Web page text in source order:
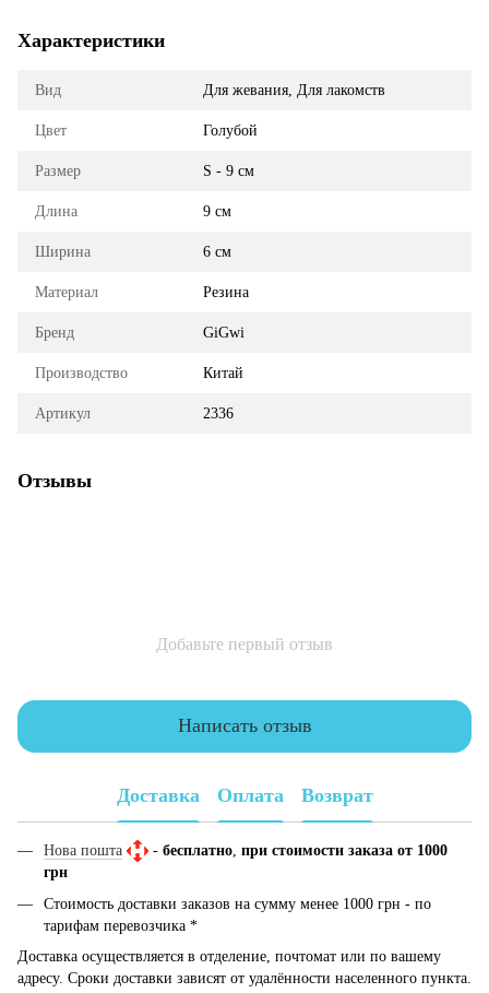
Характеристики
Вид Для жевания, Для лакомств
Цвет Голубой
Размер S - 9 см
Длина 9 см
Ширина 6 см
Материал Резина
Бренд GiGwi
Производство Китай
Артикул 2336
Отзывы
Добавьте первый отзыв
Написать отзыв
Доставка Оплата Возврат
Нова пошта - бесплатно при стоимости заказа от 1000
грн
Стоимость доставки заказов на сумму менее 1000 грн - по
тарифам перевозчика *
Доставка осуществляется в отделение, почтомат или по вашему
адресу. Сроки доставки зависят от удалённости населенного пункта.